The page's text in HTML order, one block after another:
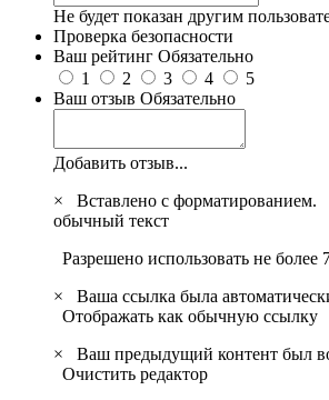
Не будет показан другим
Проверка безопасности
Ваш рейтинг Обязательно
1
2 3 4
5
Ваш отзыв Обязательно
Добавить отзыв...
×
Вставлено с форматированием.
обычный текст
Разрешено использовать не более
×
Ваша ссылка была
Отображать как обычную ссылку
×
Ваш предыдущий контент был
Очистить редактор